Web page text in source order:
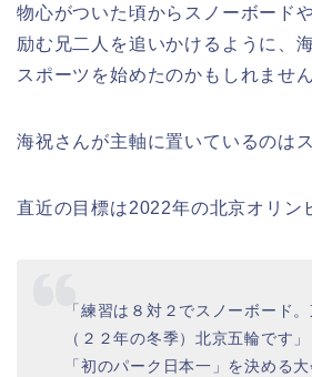
物心がついた頃からスノーボード
励む兄二人を追いかけるように、
スポーツを始めたのかもしれません
海祝さんが主軸に置いているのは
直近の目標は2022年の北京オリン
「練習は８対２でスノーボード
（２２年の冬季）北京五輪です
「初のパーク日本一」を決める大